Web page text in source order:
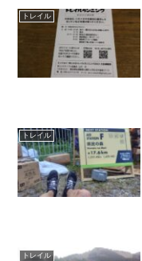
トレイル
トレイル
トレイル